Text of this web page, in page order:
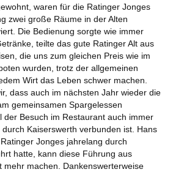
waren für die Ratinger Jonges
zwei große Räume in der Alten
Die Bedienung sorgte wie immer
teilte das gute Ratinger Alt aus
die uns zum gleichen Preis wie im
wurden, trotz der allgemeinen
Wirt das Leben schwer machen.
dass auch im nächsten Jahr wieder die
gemeinsamen Spargelessen
der Besuch im Restaurant auch immer
Kaiserswerth verbunden ist. Hans
Jonges jahrelang durch
hatte, kann diese Führung aus
mehr machen. Dankenswerterweise